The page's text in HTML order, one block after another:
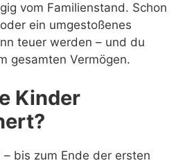
vom Familienstand. Schon
ein umgestoßenes
teuer werden – und du
gesamten Vermögen.
Kinder
bis zum Ende der ersten